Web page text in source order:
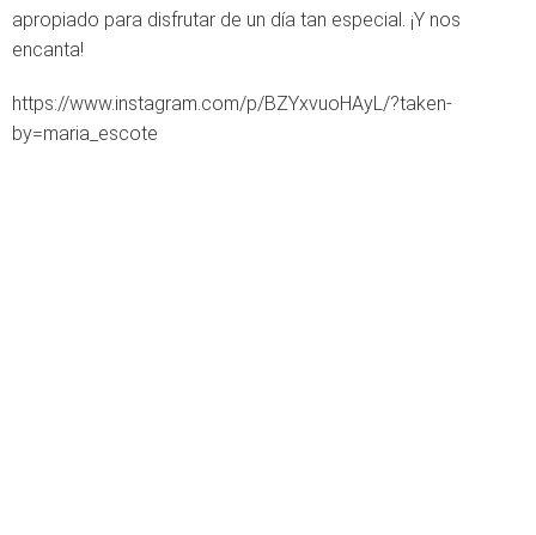
apropiado para disfrutar de un día tan especial. ¡Y nos
encanta!
https://www.instagram.com/p/BZYxvuoHAyL/?taken-
by=maria_escote